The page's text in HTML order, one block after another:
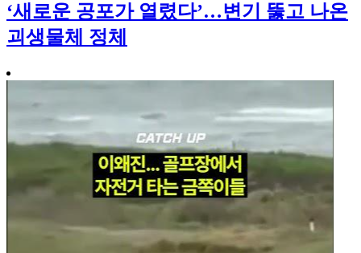
‘새로운 공포가 열렸다’…변기 뚫고 나온
괴생물체 정체